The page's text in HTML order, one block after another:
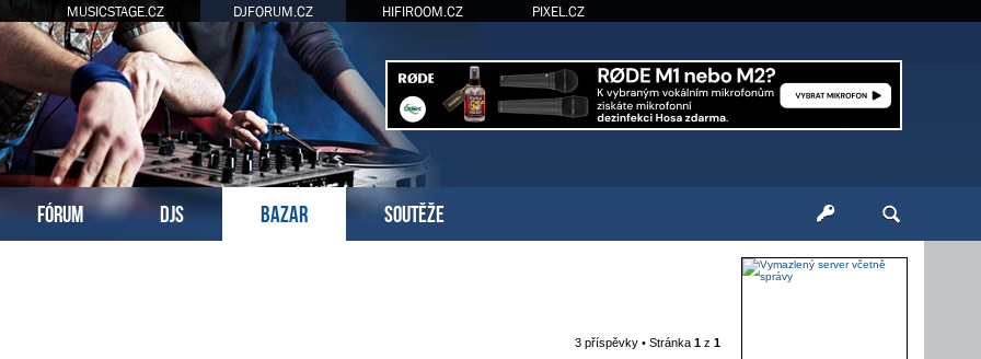
MUSICSTAGE.CZ DJFORUM.CZ HIFIROOM.CZ PIXEL.CZ
FÓRUM DJS BAZAR SOUTĚŽE
3 příspěvky • Stránka 1 z 1